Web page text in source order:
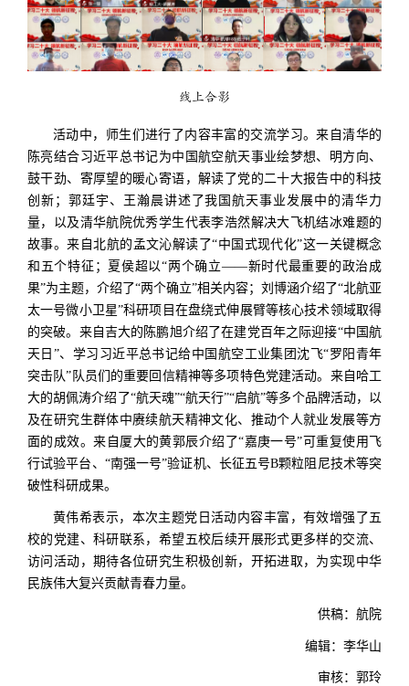
线上合影
活动中，师生们进行了内容丰富的交流学习。来自清华的
陈亮结合习近平总书记为中国航空航天事业绘梦想、明方向、
鼓干劲、寄厚望的暖心寄语，解读了党的二十大报告中的科技
创新； 郭廷宇、王瀚晨讲述了我国航天事业发展中的清华力
量，以及清华航院优秀学生代表李浩然解决大飞机结冰难题的
故事。来自北航的孟文沁解读了“中国式现代化”这一关键概念
和五个特征；夏侯超以“两个确立——新时代最重要的政治成
果”为主题，介绍了“两个确立”相关内容；刘博涵介绍了“北航亚
太一号微小卫星”科研项目在盘绕式伸展臂等核心技术领域取得
的突破。来自吉大的陈鹏旭介绍了在建党百年之际迎接“中国航
天日”、学习习近平总书记给中国航空工业集团沈飞“罗阳青年
突击队”队员们的重要回信精神等多项特色党建活动。来自哈工
大的胡佩涛介绍了“航天魂”“航天行”“启航”等多个品牌活动，以
及在研究生群体中赓续航天精神文化、推动个人就业发展等方
面的成效。来自厦大的黄郭辰介绍了“嘉庚一号”可重复使用飞
行试验平台、“南强一号”验证机、长征五号B颗粒阻尼技术等突
破性科研成果。
黄伟希表示，本次主题党日活动内容丰富，有效增强了五
校的党建、科研联系，希望五校后续开展形式更多样的交流、
访问活动，期待各位研究生积极创新，开拓进取，为实现中华
民族伟大复兴贡献青春力量。
供稿：航院
编辑：李华山
审核：郭玲